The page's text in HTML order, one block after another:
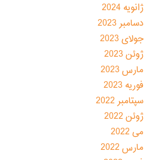
ژانویه 2024
دسامبر 2023
جولای 2023
ژوئن 2023
مارس 2023
فوریه 2023
سپتامبر 2022
ژوئن 2022
می 2022
مارس 2022